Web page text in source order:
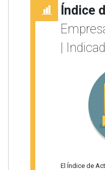
Índice
|
El Índice de